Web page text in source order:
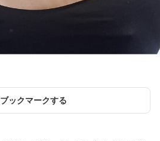
ブックマークする